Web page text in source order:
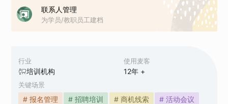
行业
培训机构
使用麦客
12年 +
关键场景
# 报名管理 # 招聘培训 # 商机线索
# 活动会议
联系人管理
为学员/教职员工建档